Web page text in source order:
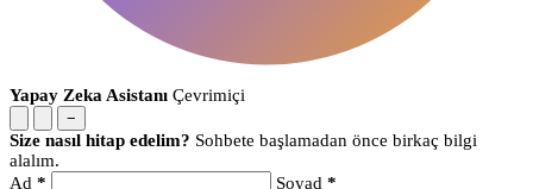
Yapay Zeka Asistanı Çevrimiçi
−
Size nasıl hitap edelim? Sohbete başlamadan önce birkaç bilgi
alalım.
Ad * Soyad *